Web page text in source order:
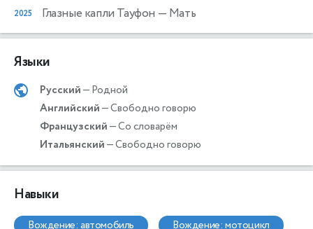
2025 Глазные капли Тауфон — Мать
Языки
Русский— Родной
Английский— Свободно говорю
Французский— Со словарём
Итальянский— Свободно говорю
Навыки
вождение: автомобиль вождение: мотоцикл